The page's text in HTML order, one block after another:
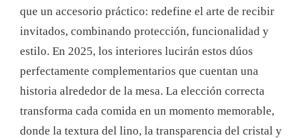
INDIVIDUAL
MOLINILLOS
PIMIENTA
PARA
MESA
EXITOSA
que un accesorio práctico: redefine el arte de recibir
invitados, combinando protección, funcionalidad y
estilo. En 2025, los interiores lucirán estos dúos
perfectamente complementarios que cuentan una
historia alrededor de la mesa. La elección correcta
transforma cada comida en un momento memorable,
donde la textura del lino, la transparencia del cristal y